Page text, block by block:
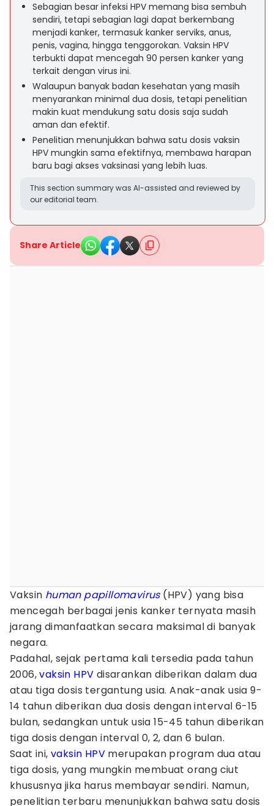
Sebagian besar infeksi HPV memang bisa sembuh
sendiri, tetapi sebagian lagi dapat berkembang
menjadi kanker, termasuk kanker serviks, anus,
penis, vagina, hingga tenggorokan. Vaksin HPV
terbukti dapat mencegah 90 persen kanker yang
terkait dengan virus ini.
Walaupun banyak badan kesehatan yang masih
menyarankan minimal dua dosis, tetapi penelitian
makin kuat mendukung satu dosis saja sudah
aman dan efektif.
Penelitian menunjukkan bahwa satu dosis vaksin
HPV mungkin sama efektifnya, membawa harapan
baru bagi akses vaksinasi yang lebih luas.
This section summary was AI-assisted and reviewed by
our editorial team.
Share Article
Vaksin human papillomavirus(HPV) yang bisa
mencegah berbagai jenis kanker ternyata masih
jarang dimanfaatkan secara maksimal di banyak
negara.
Padahal, sejak pertama kali tersedia pada tahun
2006,vaksin HPV disarankan diberikan dalam dua
atau tiga dosis tergantung usia. Anak-anak usia 9-
14 tahun diberikan dua dosis dengan interval 6-15
bulan, sedangkan untuk usia 15-45 tahun diberikan
tiga dosis dengan interval 0, 2, dan 6 bulan.
Saat ini,vaksin HPV merupakan program dua atau
tiga dosis, yang mungkin membuat orang ciut
khususnya jika harus membayar sendiri. Namun,
penelitian terbaru menunjukkan bahwa satu dosis